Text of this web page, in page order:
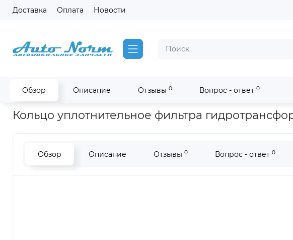
Доставка Оплата Новости
Обзор Описание Отзывы 0 Вопрос - ответ 0
Главная Запчасти SDLG !РАСПРОДАЖА! Кольцо уплотнительное стакана
Кольцо уплотнительное фильтра
Обзор Описание Отзывы 0 Вопрос - ответ 0